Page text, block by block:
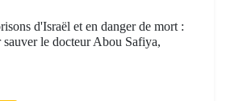
d'Israël et en danger de mort :
sauver le docteur Abou Safiya,